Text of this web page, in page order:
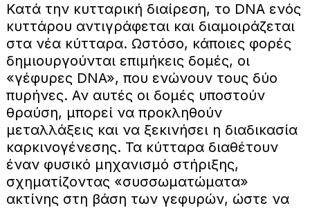
Κατά την κυτταρική διαίρεση, το DNA ενός
κυττάρου αντιγράφεται και διαμοιράζεται
στα νέα κύτταρα. Ωστόσο, κάποιες φορές
δημιουργούνται επιμήκεις δομές, οι
«γέφυρες DNA», που ενώνουν τους δύο
πυρήνες. Αν αυτές οι δομές υποστούν
θραύση, μπορεί να προκληθούν
μεταλλάξεις και να ξεκινήσει η διαδικασία
καρκινογένεσης. Τα κύτταρα διαθέτουν
έναν φυσικό μηχανισμό στήριξης,
σχηματίζοντας «συσσωματώματα»
ακτίνης στη βάση των γεφυρών, ώστε να